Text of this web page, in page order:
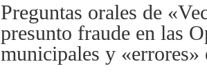
Preguntas orales de
presunto fraude en las
municipales y